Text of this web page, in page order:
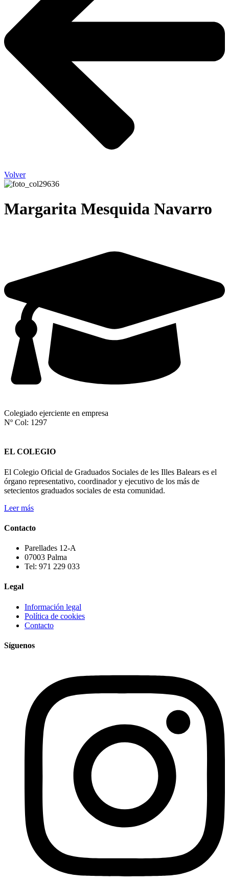
Volver
Margarita Mesquida Navarro
Colegiado ejerciente en empresa
Nº Col: 1297
EL COLEGIO
El Colegio Oficial de Graduados Sociales de les Illes Balears es el
órgano representativo, coordinador y ejecutivo de los más de
setecientos graduados sociales de esta comunidad.
Leer más
Contacto
Parellades 12-A
07003 Palma
Tel: 971 229 033
Legal
Información legal
Política de cookies
Contacto
Síguenos